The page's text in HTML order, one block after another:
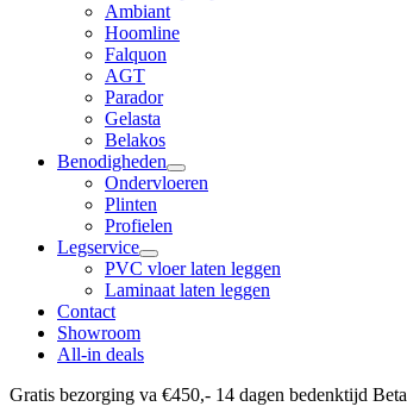
Ambiant
Hoomline
Falquon
AGT
Parador
Gelasta
Belakos
Benodigheden
Ondervloeren
Plinten
Profielen
Legservice
PVC vloer laten leggen
Laminaat laten leggen
Contact
Showroom
All-in deals
Gratis bezorging va €450,- 14 dagen bedenktijd